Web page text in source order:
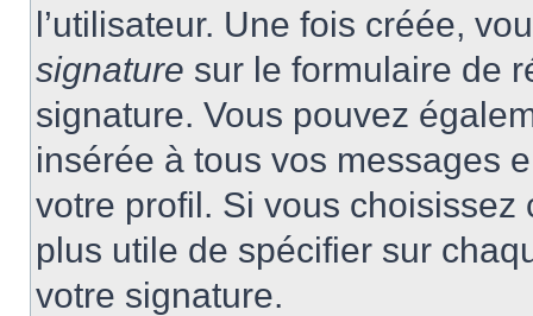
l’utilisateur. Une fois créée,
signature sur le formulaire de
signature. Vous pouvez
insérée à tous vos messages
votre profil. Si vous
plus utile de spécifier sur
votre signature.